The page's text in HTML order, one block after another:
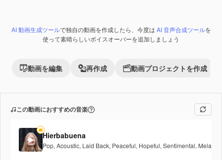
Premium
AI 動画生成ツールで独自の動画を作成したら、今度は AI 音声合成ツールを
使って素晴らしいボイスオーバーを追加しましょう
動画を編集 再作成 動画プロジェクトを作成
この動画におすすめの音楽
Hierbabuena
Pop, Acoustic, Laid Back, Peaceful, Hopeful, Sentimental,